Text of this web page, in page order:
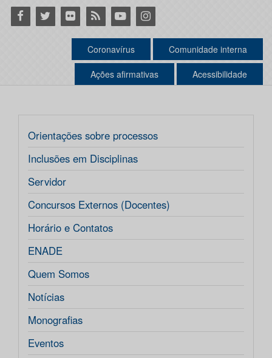
Facebook
Twitter Flickr RSS YoutubeInstagram
Coronavírus Comunidade interna
Ações afirmativas Acessibilidade
Orientações sobre processos
Inclusões em Disciplinas
Servidor
Concursos Externos (Docentes)
Horário e Contatos
ENADE
Quem Somos
Notícias
Monografias
Eventos